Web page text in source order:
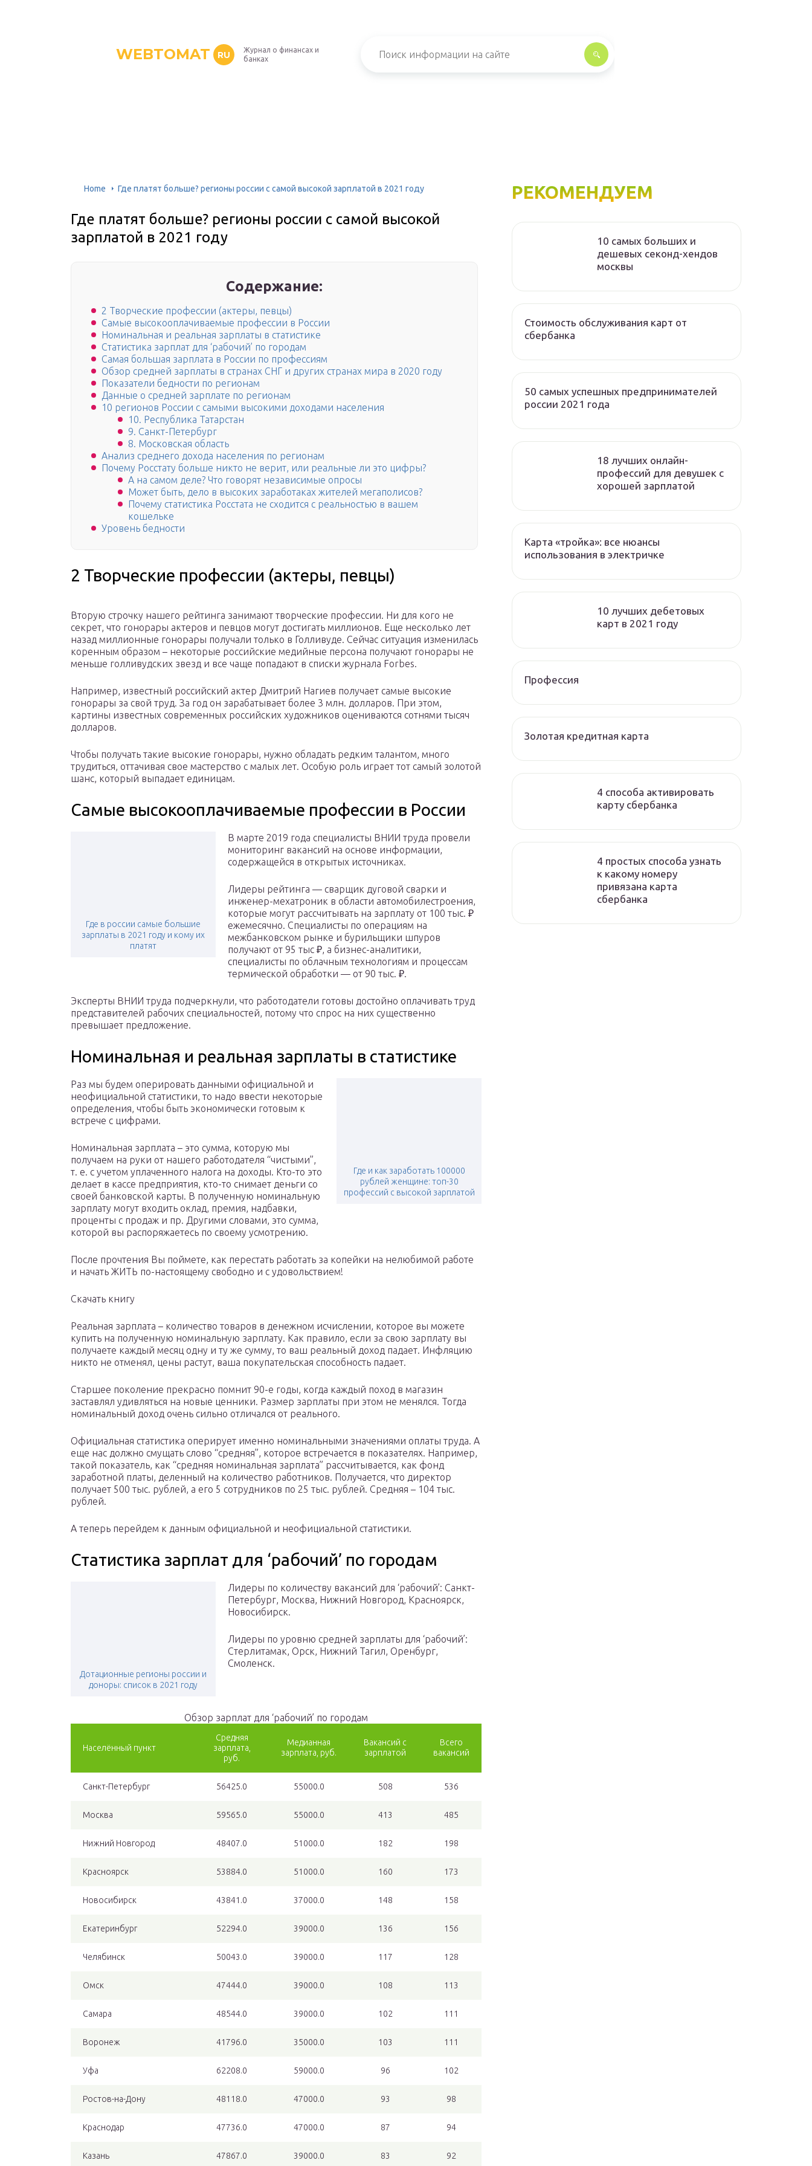
WEBTOMAT RU
Журнал о финансах и
банках
Home Где платят больше? регионы россии с самой высокой зарплатой в 2021 году
Где платят больше? регионы россии с самой высокой
зарплатой в 2021 году
Содержание:
2 Творческие профессии (актеры, певцы)
Самые высокооплачиваемые профессии в России
Номинальная и реальная зарплаты в статистике
Статистика зарплат для ‘рабочий’ по городам
Самая большая зарплата в России по профессиям
Обзор средней зарплаты в странах СНГ и других странах мира в 2020 году
Показатели бедности по регионам
Данные о средней зарплате по регионам
10 регионов России с самыми высокими доходами населения
10. Республика Татарстан
9. Санкт-Петербург
8. Московская область
Анализ среднего дохода населения по регионам
Почему Росстату больше никто не верит, или реальные ли это цифры?
А на самом деле? Что говорят независимые опросы
Может быть, дело в высоких заработаках жителей мегаполисов?
Почему статистика Росстата не сходится с реальностью в вашем
кошельке
Уровень бедности
2 Творческие профессии (актеры, певцы)
Вторую строчку нашего рейтинга занимают творческие профессии. Ни для кого не
секрет, что гонорары актеров и певцов могут достигать миллионов. Еще несколько лет
назад миллионные гонорары получали только в Голливуде. Сейчас ситуация изменилась
коренным образом – некоторые российские медийные персона получают гонорары не
меньше голливудских звезд и все чаще попадают в списки журнала Forbes.
Например, известный российский актер Дмитрий Нагиев получает самые высокие
гонорары за свой труд. За год он зарабатывает более 3 млн. долларов. При этом,
картины известных современных российских художников оцениваются сотнями тысяч
долларов.
Чтобы получать такие высокие гонорары, нужно обладать редким талантом, много
трудиться, оттачивая свое мастерство с малых лет. Особую роль играет тот самый золотой
шанс, который выпадает единицам.
Самые высокооплачиваемые профессии в России
Где в россии самые большие
зарплаты в 2021 году и кому их
платят
В марте 2019 года специалисты ВНИИ труда провели
мониторинг вакансий на основе информации,
содержащейся в открытых источниках.
Лидеры рейтинга — сварщик дуговой сварки и
инженер-мехатроник в области автомобилестроения,
которые могут рассчитывать на зарплату от 100 тыс. ₽
ежемесячно. Специалисты по операциям на
межбанковском рынке и бурильщики шпуров
получают от 95 тыс ₽, а бизнес-аналитики,
специалисты по облачным технологиям и процессам
термической обработки — от 90 тыс. ₽.
Эксперты ВНИИ труда подчеркнули, что работодатели готовы достойно оплачивать труд
представителей рабочих специальностей, потому что спрос на них существенно
превышает предложение.
Номинальная и реальная зарплаты в статистике
Где и как заработать 100000
рублей женщине: топ-30
профессий с высокой зарплатой
Раз мы будем оперировать данными официальной и
неофициальной статистики, то надо ввести некоторые
определения, чтобы быть экономически готовым к
встрече с цифрами.
Номинальная зарплата – это сумма, которую мы
получаем на руки от нашего работодателя “чистыми”,
т. е. с учетом уплаченного налога на доходы. Кто-то это
делает в кассе предприятия, кто-то снимает деньги со
своей банковской карты. В полученную номинальную
зарплату могут входить оклад, премия, надбавки,
проценты с продаж и пр. Другими словами, это сумма,
которой вы распоряжаетесь по своему усмотрению.
После прочтения Вы поймете, как перестать работать за копейки на нелюбимой работе
и начать ЖИТЬ по-настоящему свободно и с удовольствием!
Скачать книгу
Реальная зарплата – количество товаров в денежном исчислении, которое вы можете
купить на полученную номинальную зарплату. Как правило, если за свою зарплату вы
получаете каждый месяц одну и ту же сумму, то ваш реальный доход падает. Инфляцию
никто не отменял, цены растут, ваша покупательская способность падает.
Старшее поколение прекрасно помнит 90-е годы, когда каждый поход в магазин
заставлял удивляться на новые ценники. Размер зарплаты при этом не менялся. Тогда
номинальный доход очень сильно отличался от реального.
Официальная статистика оперирует именно номинальными значениями оплаты труда. А
еще нас должно смущать слово “средняя”, которое встречается в показателях. Например,
такой показатель, как “средняя номинальная зарплата” рассчитывается, как фонд
заработной платы, деленный на количество работников. Получается, что директор
получает 500 тыс. рублей, а его 5 сотрудников по 25 тыс. рублей. Средняя – 104 тыс.
рублей.
А теперь перейдем к данным официальной и неофициальной статистики.
Статистика зарплат для ‘рабочий’ по городам
Дотационные регионы россии и
доноры: список в 2021 году
Лидеры по количеству вакансий для ‘рабочий’: Санкт-
Петербург, Москва, Нижний Новгород, Красноярск,
Новосибирск.
Лидеры по уровню средней зарплаты для ‘рабочий’:
Стерлитамак, Орск, Нижний Тагил, Оренбург,
Смоленск.
Обзор зарплат для ‘рабочий’ по городам
Населённый пункт
Средняя
зарплата,
руб.
Медианная
зарплата, руб.
Вакансий с
зарплатой
Всего
вакансий
Санкт-Петербург 56425.0 55000.0 508 536
Москва 59565.0 55000.0 413 485
Нижний Новгород 48407.0 51000.0 182 198
Красноярск 53884.0 51000.0 160 173
Новосибирск 43841.0 37000.0 148 158
Екатеринбург 52294.0 39000.0 136 156
Челябинск 50043.0 39000.0 117 128
Омск 47444.0 39000.0 108 113
Самара 48544.0 39000.0 102 111
Воронеж 41796.0 35000.0 103 111
Уфа 62208.0 59000.0 96 102
Ростов-на-Дону 48118.0 47000.0 93 98
Краснодар 47736.0 47000.0 87 94
Казань 47867.0 39000.0 83 92
РЕКОМЕНДУЕМ
10 самых больших и
дешевых секонд-хендов
москвы
Стоимость обслуживания карт от
сбербанка
50 самых успешных предпринимателей
россии 2021 года
18 лучших онлайн-
профессий для девушек с
хорошей зарплатой
Карта «тройка»: все нюансы
использования в электричке
10 лучших дебетовых
карт в 2021 году
Профессия
Золотая кредитная карта
4 способа активировать
карту сбербанка
4 простых способа узнать
к какому номеру
привязана карта
сбербанка